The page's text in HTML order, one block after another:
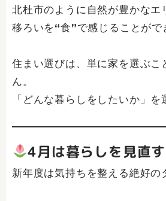
北杜市のように自然が豊かなエ
移ろいを“食”で感じることがで
住まい選びは、単に家を選ぶこ
ん。
「どんな暮らしをしたいか」を
4月は暮らしを見直
新年度は気持ちを整える絶好の